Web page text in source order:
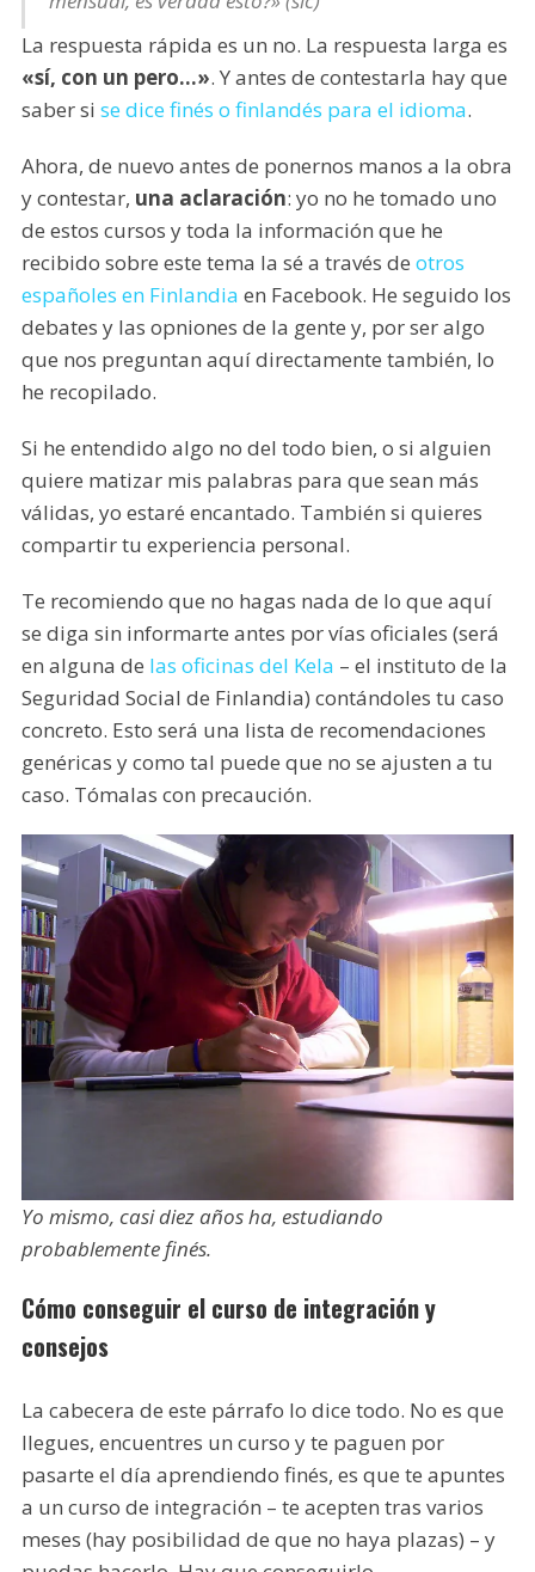
La respuesta rápida es un no. La respuesta larga es
«sí, con un pero…». Y antes de contestarla hay que
saber si se dice finés o finlandés para el idioma.
Ahora, de nuevo antes de ponernos manos a la obra
y contestar, una aclaración: yo no he tomado uno
de estos cursos y toda la información que he
recibido sobre este tema la sé a través de otros
españoles en Finlandia en Facebook. He seguido los
debates y las opniones de la gente y, por ser algo
que nos preguntan aquí directamente también, lo
he recopilado.
Si he entendido algo no del todo bien, o si alguien
quiere matizar mis palabras para que sean más
válidas, yo estaré encantado. También si quieres
compartir tu experiencia personal.
Te recomiendo que no hagas nada de lo que aquí
se diga sin informarte antes por vías oficiales (será
en alguna de las oficinas del Kela – el instituto de la
Seguridad Social de Finlandia) contándoles tu caso
concreto. Esto será una lista de recomendaciones
genéricas y como tal puede que no se ajusten a tu
caso. Tómalas con precaución.
Yo mismo, casi diez años ha, estudiando
probablemente finés.
Cómo conseguir el curso de integración y
consejos
La cabecera de este párrafo lo dice todo. No es que
llegues, encuentres un curso y te paguen por
pasarte el día aprendiendo finés, es que te apuntes
a un curso de integración – te acepten tras varios
meses (hay posibilidad de que no haya plazas) – y